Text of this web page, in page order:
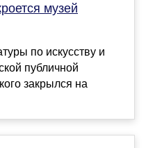
музей
по искусству и
публичной
закрылся на